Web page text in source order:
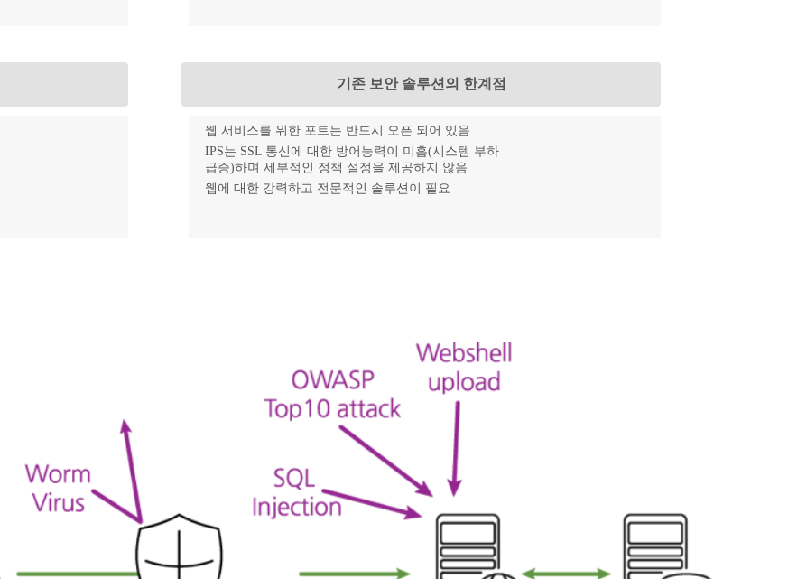
기존 보안 솔루션의 한계점
웹 서비스를 위한 포트는 반드시 오픈 되어 있음
IPS는 SSL 통신에 대한 방어능력이 미흡(시스템 부하
급증)하며 세부적인 정책 설정을 제공하지 않음
웹에 대한 강력하고 전문적인 솔루션이 필요